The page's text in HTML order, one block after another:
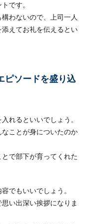
ーを紹介
準備をきちんと進めること
です。
わないので、上司一人
えてお礼を伝えるとい
ピソードを盛り込
れるといいでしょう。
ことが身についたのか
で部下が育ってくれた
でもいいでしょう。
い出深い挨拶になりま